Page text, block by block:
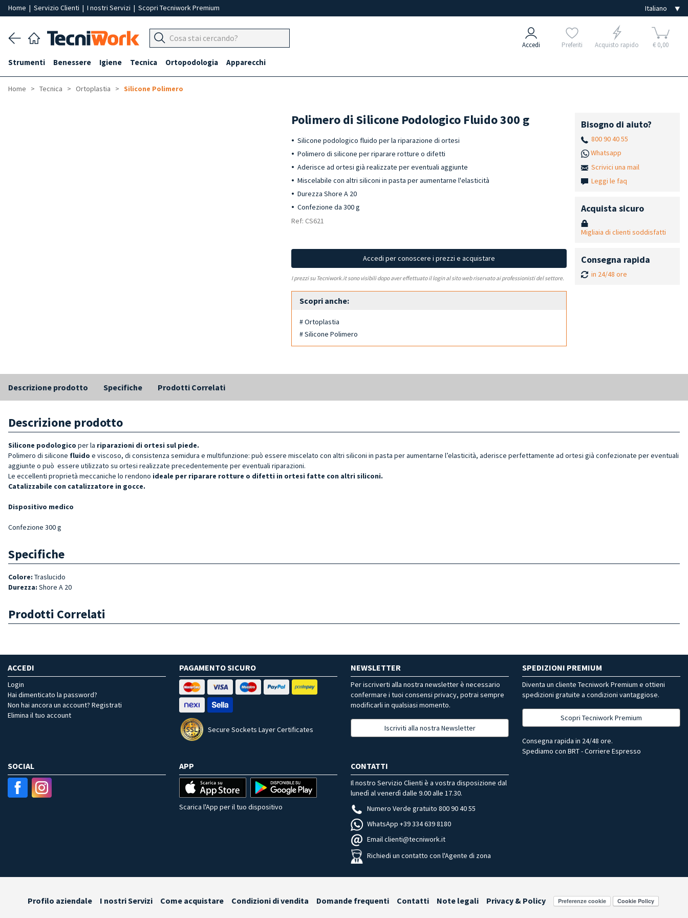
Home | Servizio Clienti | I nostri Servizi | Scopri Tecniwork Premium
Accedi Preferiti Acquisto rapido € 0,00
Strumenti Benessere Igiene Tecnica Ortopodologia Apparecchi
Home Tecnica Ortoplastia Silicone Polimero
Polimero di Silicone Podologico Fluido 300 g
Silicone podologico fluido per la riparazione di ortesi
Polimero di silicone per riparare rotture o difetti
Aderisce ad ortesi già realizzate per eventuali aggiunte
Miscelabile con altri siliconi in pasta per aumentarne l'elasticità
Durezza Shore A 20
Confezione da 300 g
Ref: CS621
Accedi per conoscere i prezzi e acquistare
I prezzi su Tecniwork.it sono visibili dopo aver effettuato il login al sito web riservato ai professionisti del settore.
Scopri anche:
# Ortoplastia
# Silicone Polimero
Bisogno di aiuto?
800 90 40 55
Whatsapp
Scrivici una mail
Leggi le faq
Acquista sicuro
Migliaia di clienti soddisfatti
Consegna rapida
in 24/48 ore
Descrizione prodotto Specifiche Prodotti Correlati
Descrizione prodotto
Silicone podologico per la riparazioni di ortesi sul piede.
Polimero di silicone fluido e viscoso, di consistenza semidura e multifunzione: può essere miscelato con altri siliconi in pasta per aumentarne l’elasticità, aderisce perfettamente ad ortesi già confezionate per eventuali
aggiunte o può essere utilizzato su ortesi realizzate precedentemente per eventuali riparazioni.
Le eccellenti proprietà meccaniche lo rendono ideale per riparare rotture o difetti in ortesi fatte con altri siliconi.
Catalizzabile con catalizzatore in gocce.
Dispositivo medico
Confezione 300 g
Specifiche
Colore: Traslucido
Durezza: Shore A 20
Prodotti Correlati
ACCEDI
Login
Hai dimenticato la password?
Non hai ancora un account? Registrati
Elimina il tuo account
PAGAMENTO SICURO
Secure Sockets Layer Certificates
NEWSLETTER
Per iscriverti alla nostra newsletter è necessario
confermare i tuoi consensi privacy, potrai sempre
modificarli in qualsiasi momento.
Iscriviti alla nostra Newsletter
SPEDIZIONI PREMIUM
Diventa un cliente Tecniwork Premium e ottieni
spedizioni gratuite a condizioni vantaggiose.
Scopri Tecniwork Premium
Consegna rapida in 24/48 ore.
Spediamo con BRT - Corriere Espresso
SOCIAL APP
Scarica l'App per il tuo dispositivo
CONTATTI
Il nostro Servizio Clienti è a vostra disposizione dal
lunedì al venerdì dalle 9.00 alle 17.30.
Numero Verde gratuito 800 90 40 55
WhatsApp +39 334 639 8180
Email clienti@tecniwork.it
Richiedi un contatto con l'Agente di zona
Profilo aziendale I nostri Servizi Come acquistare Condizioni di vendita Domande frequenti Contatti Note legali Privacy & Policy Preferenze cookie